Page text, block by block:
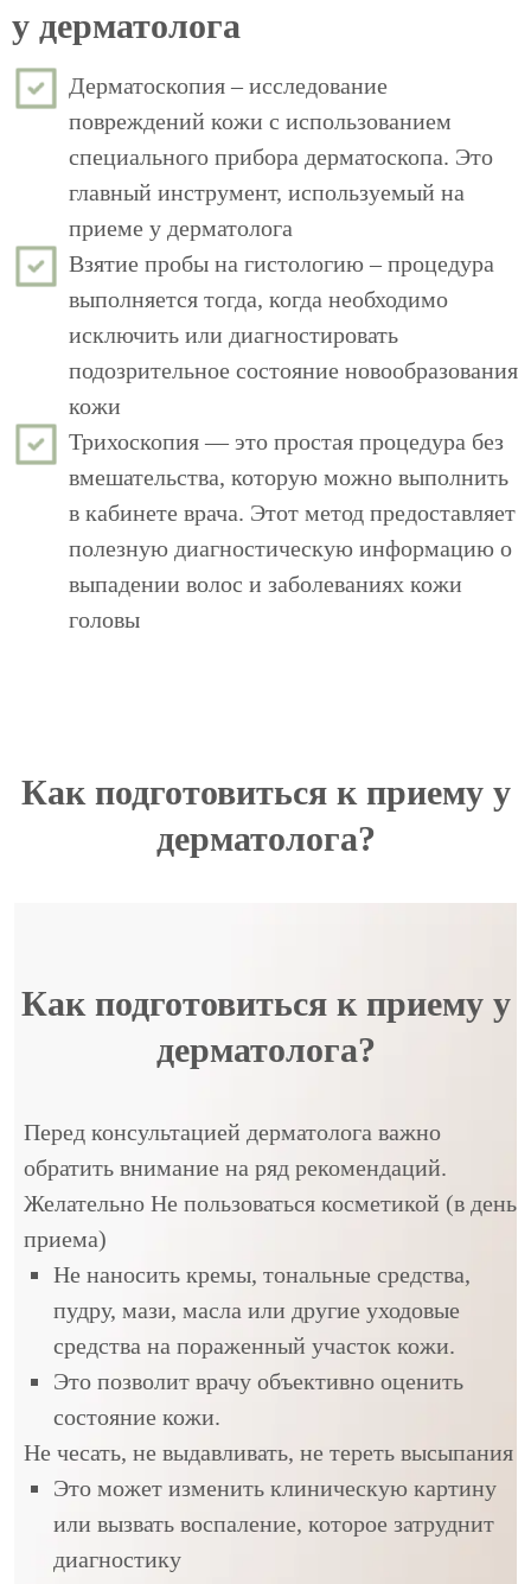
у дерматолога
Дерматоскопия – исследование
повреждений кожи с использованием
специального прибора дерматоскопа. Это
главный инструмент, используемый на
приеме у дерматолога
Взятие пробы на гистологию – процедура
выполняется тогда, когда необходимо
исключить или диагностировать
подозрительное состояние новообразования
кожи
Трихоскопия — это простая процедура без
вмешательства, которую можно выполнить
в кабинете врача. Этот метод предоставляет
полезную диагностическую информацию о
выпадении волос и заболеваниях кожи
головы
Как подготовиться к приему у
дерматолога?
Как подготовиться к приему у
дерматолога?
Перед консультацией дерматолога важно
обратить внимание на ряд рекомендаций.
Желательно Не пользоваться косметикой (в день
приема)
Не наносить кремы, тональные средства,
пудру, мази, масла или другие уходовые
средства на пораженный участок кожи.
Это позволит врачу объективно оценить
состояние кожи.
Не чесать, не выдавливать, не тереть высыпания
Это может изменить клиническую картину
или вызвать воспаление, которое затруднит
диагностику